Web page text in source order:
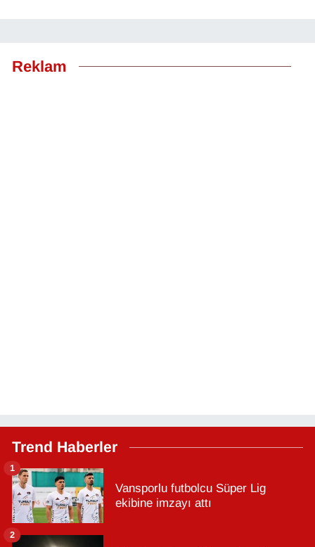
Reklam
Trend Haberler
Vansporlu futbolcu Süper Lig
ekibine imzayı attı
1
2